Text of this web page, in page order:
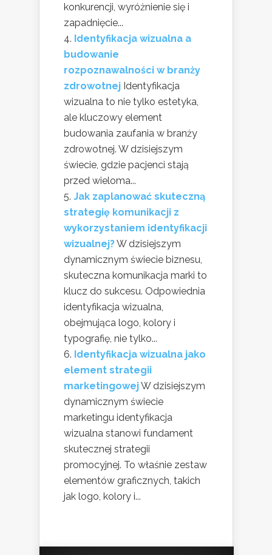
konkurencji, wyróżnienie się i
zapadnięcie...
Identyfikacja wizualna a
budowanie
rozpoznawalności w branży
zdrowotnej Identyfikacja
wizualna to nie tylko estetyka,
ale kluczowy element
budowania zaufania w branży
zdrowotnej. W dzisiejszym
świecie, gdzie pacjenci stają
przed wieloma...
Jak zaplanować skuteczną
strategię komunikacji z
wykorzystaniem identyfikacji
wizualnej?W dzisiejszym
dynamicznym świecie biznesu,
skuteczna komunikacja marki to
klucz do sukcesu. Odpowiednia
identyfikacja wizualna,
obejmująca logo, kolory i
typografię, nie tylko...
Identyfikacja wizualna jako
element strategii
marketingowejW dzisiejszym
dynamicznym świecie
marketingu identyfikacja
wizualna stanowi fundament
skutecznej strategii
promocyjnej. To właśnie zestaw
elementów graficznych, takich
jak logo, kolory i...